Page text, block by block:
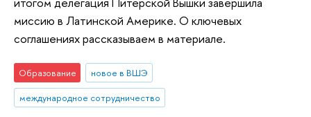
миссию в Латинской Америке. О ключевых
соглашениях рассказываем в материале.
Образование
новое в ВШЭ
международное сотрудничество